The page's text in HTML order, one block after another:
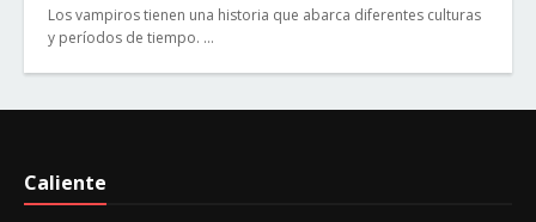
Los vampiros tienen una historia que abarca diferentes culturas
y períodos de tiempo. …
Caliente